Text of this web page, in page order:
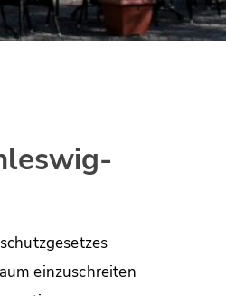
einzuschreiten